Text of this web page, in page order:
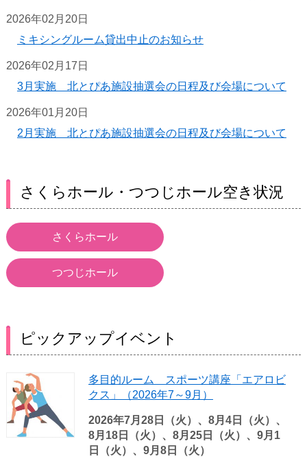
2026年02月20日
ミキシングルーム貸出中止のお知らせ
2026年02月17日
3月実施 北とぴあ施設抽選会の日程及び会場について
2026年01月20日
2月実施 北とぴあ施設抽選会の日程及び会場について
さくらホール・つつじホール空き状況
さくらホール
つつじホール
ピックアップイベント
多目的ルーム スポーツ講座「エアロビ
クス」（2026年7～9月）
2026年7月28日（火）、8月4日（火）、
8月18日（火）、8月25日（火）、9月1
日（火）、9月8日（火）